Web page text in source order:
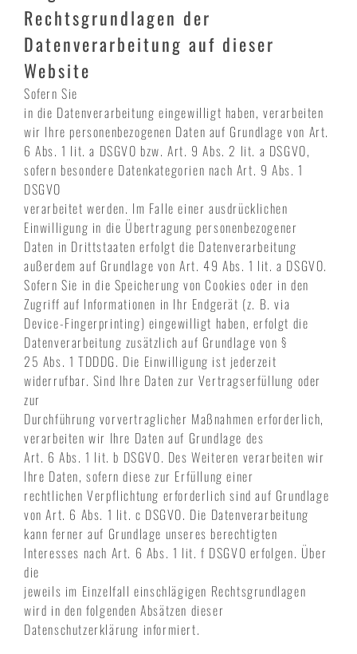
Rechtsgrundlagen der
Datenverarbeitung auf dieser
Website
Sofern Sie
in die Datenverarbeitung eingewilligt haben, verarbeiten
wir Ihre personenbezogenen Daten auf Grundlage von Art.
6 Abs. 1 lit. a DSGVO bzw. Art. 9 Abs. 2 lit. a DSGVO,
sofern besondere Datenkategorien nach Art. 9 Abs. 1
DSGVO
verarbeitet werden. Im Falle einer ausdrücklichen
Einwilligung in die Übertragung personenbezogener
Daten in Drittstaaten erfolgt die Datenverarbeitung
außerdem auf Grundlage von Art. 49 Abs. 1 lit. a DSGVO.
Sofern Sie in die Speicherung von Cookies oder in den
Zugriff auf Informationen in Ihr Endgerät (z. B. via
Device-Fingerprinting) eingewilligt haben, erfolgt die
Datenverarbeitung zusätzlich auf Grundlage von §
25 Abs. 1 TDDDG. Die Einwilligung ist jederzeit
widerrufbar. Sind Ihre Daten zur Vertragserfüllung oder
zur
Durchführung vorvertraglicher Maßnahmen erforderlich,
verarbeiten wir Ihre Daten auf Grundlage des
Art. 6 Abs. 1 lit. b DSGVO. Des Weiteren verarbeiten wir
Ihre Daten, sofern diese zur Erfüllung einer
rechtlichen Verpflichtung erforderlich sind auf Grundlage
von Art. 6 Abs. 1 lit. c DSGVO. Die Datenverarbeitung
kann ferner auf Grundlage unseres berechtigten
Interesses nach Art. 6 Abs. 1 lit. f DSGVO erfolgen. Über
die
jeweils im Einzelfall einschlägigen Rechtsgrundlagen
wird in den folgenden Absätzen dieser
Datenschutzerklärung informiert.